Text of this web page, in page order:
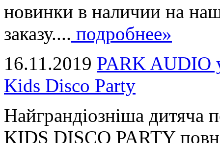
новинки в наличии на
заказу.... подробнее»
16.11.2019 PARK AUDIO
Kids Disco Party
Найграндіозніша дитяча
KIDS DISCO PARTY